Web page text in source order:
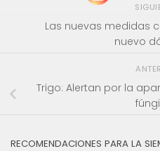
Las nuevas medidas
nuevo
Trigo: Alertan por la
RECOMENDACIONES PARA LA